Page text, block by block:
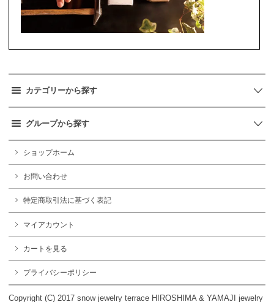
カテゴリーから探す
グループから探す
ショップホーム
お問い合わせ
特定商取引法に基づく表記
マイアカウント
カートを見る
プライバシーポリシー
Copyright (C) 2017 snow jewelry terrace HIROSHIMA & YAMAJI jewelry